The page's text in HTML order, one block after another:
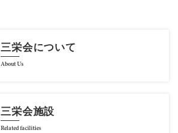
三栄会について
About Us
三栄会施設
Related facilities